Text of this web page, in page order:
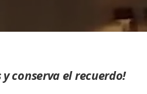
conserva el recuerdo!